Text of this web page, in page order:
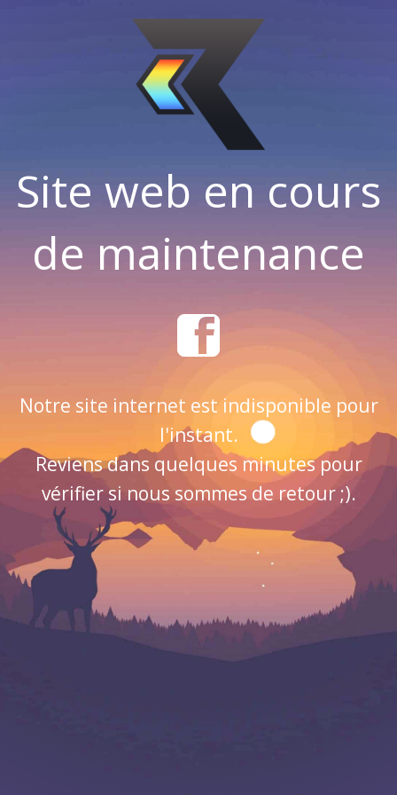
Site web en cours
de maintenance
Notre site internet est indisponible pour
l'instant.
Reviens dans quelques minutes pour
vérifier si nous sommes de retour ;).